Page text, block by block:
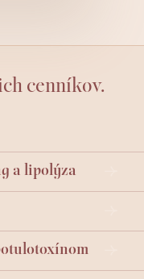
cenníkov.
a lipolýza